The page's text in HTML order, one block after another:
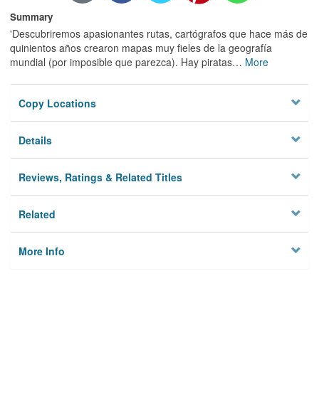
Summary
'Descubriremos apasionantes rutas, cartógrafos que hace más de
quinientos años crearon mapas muy fieles de la geografía
mundial (por imposible que parezca). Hay piratas… More
Copy Locations
Details
Reviews, Ratings & Related Titles
Related
More Info